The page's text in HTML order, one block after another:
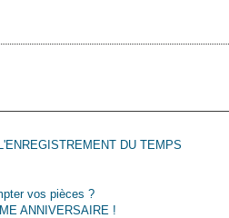
DU TEMPS
vos pièces ?
ANNIVERSAIRE !